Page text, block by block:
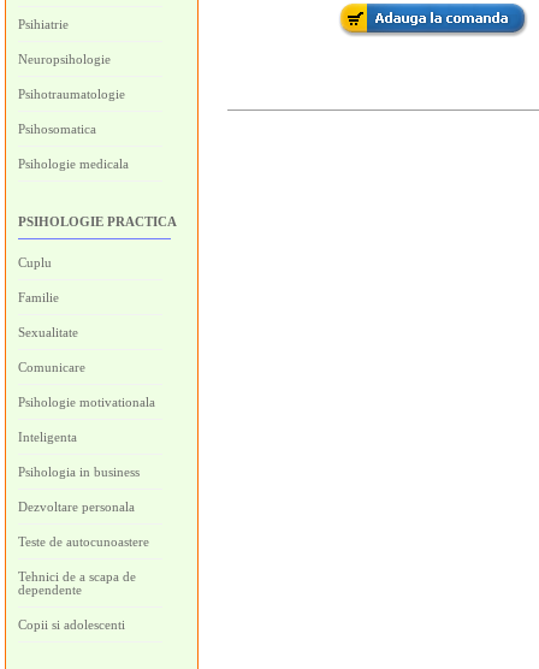
Psihiatrie
Neuropsihologie
Psihotraumatologie
Psihosomatica
Psihologie medicala
PSIHOLOGIE PRACTICA
Cuplu
Familie
Sexualitate
Comunicare
Psihologie motivationala
Inteligenta
Psihologia in business
Dezvoltare personala
Teste de autocunoastere
Tehnici de a scapa de
dependente
Copii si adolescenti